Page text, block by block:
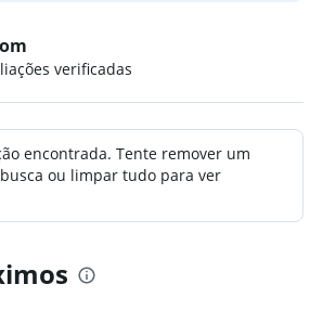
verificadas
encontrada. Tente remover um
ou limpar tudo para ver